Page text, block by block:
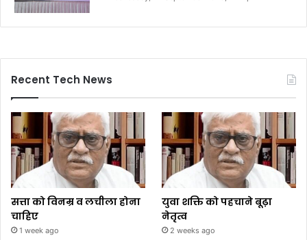
Recent Tech News
सत्ता को विनम्र व लचीला होना
चाहिए
1 week ago
युवा शक्ति को पहचाने बूढ़ा
नेतृत्व
2 weeks ago